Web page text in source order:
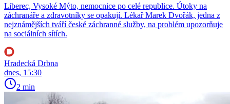
Liberec, Vysoké Mýto, nemocnice po celé republice. Útoky na
záchranáře a zdravotníky se opakují. Lékař Marek Dvořák, jedna z
nejznámějších tváří české záchranné služby, na problém upozorňuje
na sociálních sítích.
Hradecká Drbna
dnes, 15:30
2 min